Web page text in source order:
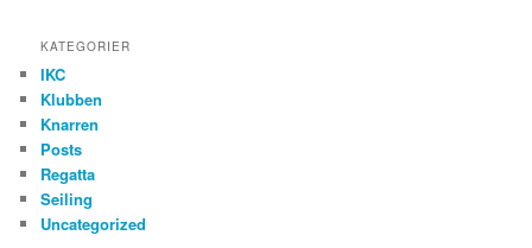
KATEGORIER
IKC
Klubben
Knarren
Posts
Regatta
Seiling
Uncategorized